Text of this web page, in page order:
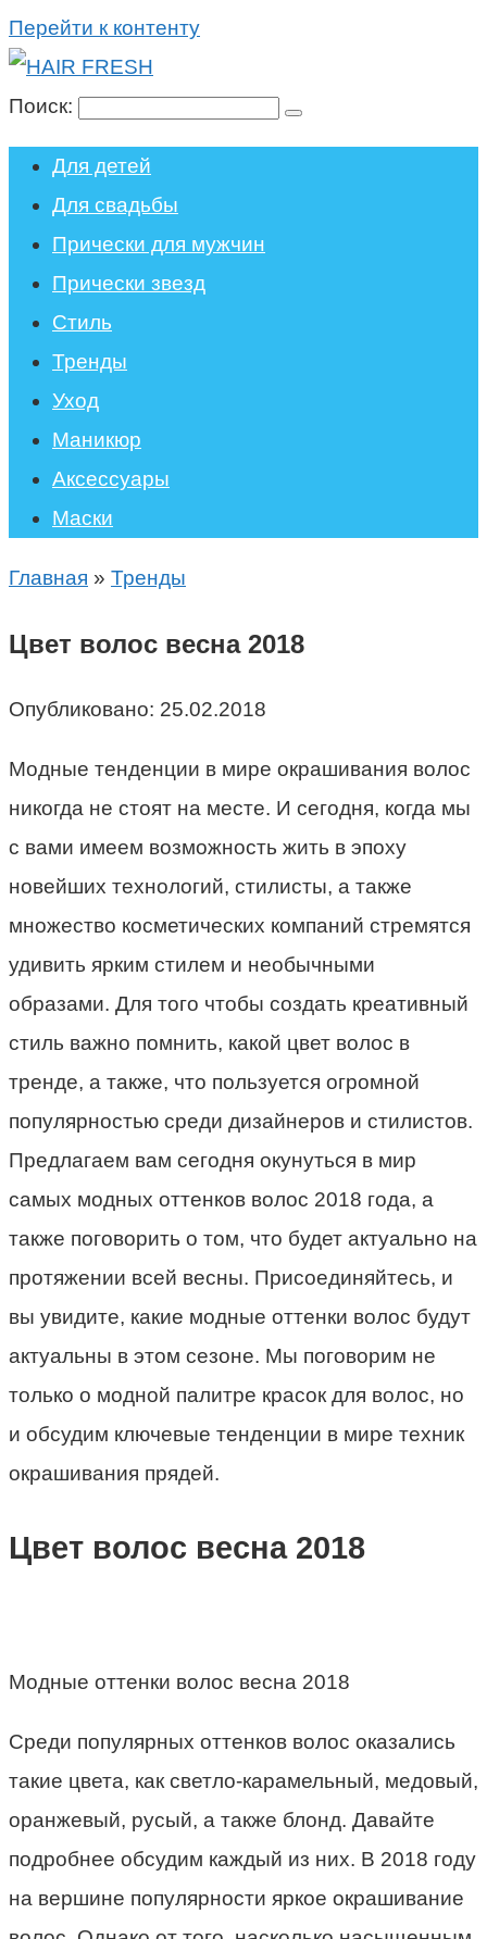
Перейти к контенту
Поиск:
Для детей
Для свадьбы
Прически для мужчин
Прически звезд
Стиль
Тренды
Уход
Маникюр
Аксессуары
Маски
Главная » Тренды
Цвет волос весна 2018
Опубликовано: 25.02.2018
Модные тенденции в мире окрашивания волос
никогда не стоят на месте. И сегодня, когда мы
с вами имеем возможность жить в эпоху
новейших технологий, стилисты, а также
множество косметических компаний стремятся
удивить ярким стилем и необычными
образами. Для того чтобы создать креативный
стиль важно помнить, какой цвет волос в
тренде, а также, что пользуется огромной
популярностью среди дизайнеров и стилистов.
Предлагаем вам сегодня окунуться в мир
самых модных оттенков волос 2018 года, а
также поговорить о том, что будет актуально на
протяжении всей весны. Присоединяйтесь, и
вы увидите, какие модные оттенки волос будут
актуальны в этом сезоне. Мы поговорим не
только о модной палитре красок для волос, но
и обсудим ключевые тенденции в мире техник
окрашивания прядей.
Цвет волос весна 2018
Модные оттенки волос весна 2018
Среди популярных оттенков волос оказались
такие цвета, как светло-карамельный, медовый,
оранжевый, русый, а также блонд. Давайте
подробнее обсудим каждый из них. В 2018 году
на вершине популярности яркое окрашивание